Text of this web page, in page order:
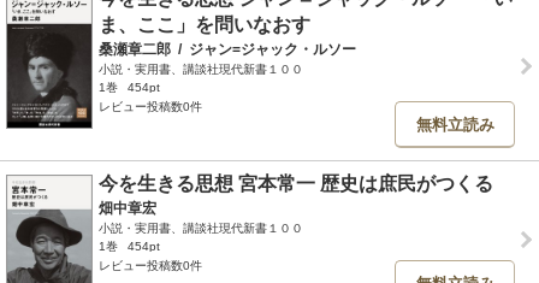
ま、ここ」を問いなおす
桑瀬章二郎 / ジャン=ジャック・ルソー
小説・実用書、講談社現代新書１００
1巻
454pt
レビュー投稿数0件
無料立読み
今を生きる思想 宮本常一 歴史は庶民がつくる
畑中章宏
小説・実用書、講談社現代新書１００
1巻
454pt
レビュー投稿数0件